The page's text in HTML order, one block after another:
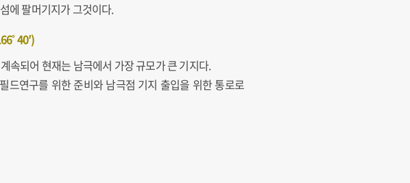
에 팔머기지가 그것이다.
40′)
되어 현재는 남극에서 가장 규모가 큰 기지다.
드연구를 위한 준비와 남극점 기지 출입을 위한 통로로